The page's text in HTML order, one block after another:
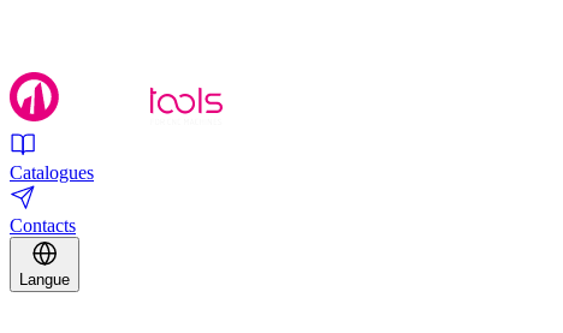
Catalogues
Contacts
Langue